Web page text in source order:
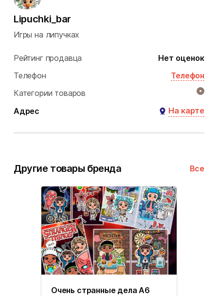
Lipuchki_bar
Игры на липучках
Рейтинг продавца
Нет оценок
Телефон
Телефон
Категории товаров
Адрес
На карте
Другие товары бренда Все
Очень странные дела А6